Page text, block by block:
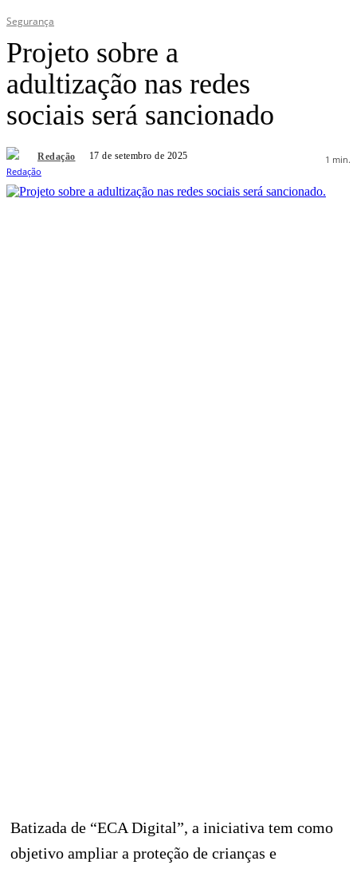
Segurança
Projeto sobre a
adultização nas redes
sociais será sancionado
Redação 17 de setembro de 2025 1 min.
Batizada de “ECA Digital”, a iniciativa tem como
objetivo ampliar a proteção de crianças e